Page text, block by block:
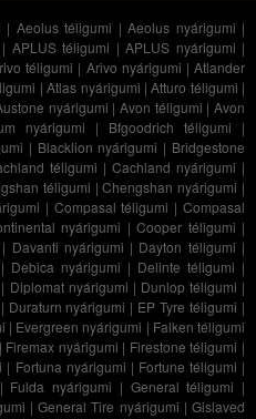
| Aeolus téligumi |Aeolus nyárigumi |
| APLUS téligumi |APLUS nyárigumi |
téligumi | Arivo nyárigumi |Atlander
|Atlas nyárigumi |Atturo téligumi |
nyárigumi |Avon téligumi |Avon
nyárigumi | Bfgoodrich téligumi |
| Blacklion nyárigumi | Bridgestone
téligumi | Cachland nyárigumi |
téligumi |Chengshan nyárigumi |
| Compasal téligumi |Compasal
nyárigumi | Cooper téligumi |
| Davanti nyárigumi | Dayton téligumi |
| Debica nyárigumi | Delinte téligumi |
| Diplomat nyárigumi | Dunlop téligumi |
| Duraturn nyárigumi | EP Tyre téligumi |
| Evergreen nyárigumi | Falken téligumi
| Firemax nyárigumi | Firestone téligumi |
| Fortuna nyárigumi | Fortune téligumi |
| Fulda nyárigumi | General téligumi |
|General Tire nyárigumi |Gislaved